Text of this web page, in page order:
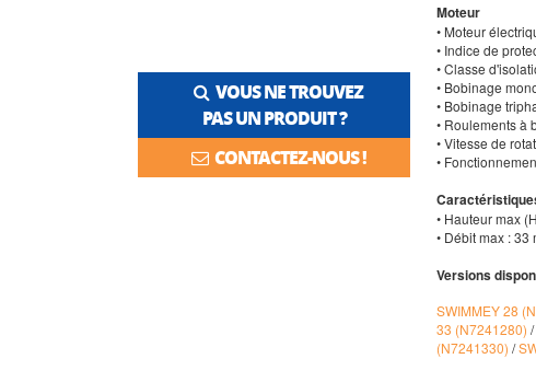
VOUS NE TROUVEZ
PAS UN PRODUIT ?
CONTACTEZ-NOUS !
Moteur
• Moteur
• Indice de
• Classe
• Bobinage
• Bobinage
• Roulements à
• Vitesse de
•
• Hauteur max
• Débit max : 33
Versions
SWIMMEY 28
33 (N7241280) /
(N7241330) /